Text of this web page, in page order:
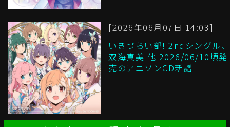
[2026年06月07日 14:03]
いきづらい部! 2ndシングル、
双海真美 他 2026/06/10頃発
売のアニソンCD新譜